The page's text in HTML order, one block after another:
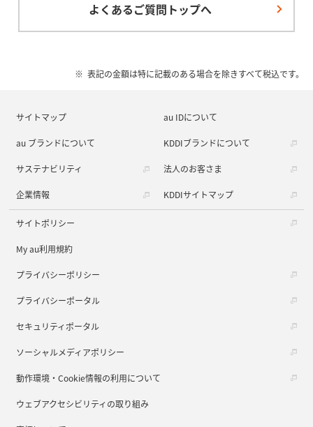
よくあるご質問トップへ
表記の金額は特に記載のある場合を除きすべて税込です。
サイトマップ au IDについて
au ブランドについて KDDIブランドについて
サステナビリティ 法人のお客さま
企業情報 KDDIサイトマップ
サイトポリシー
My au利用規約
プライバシーポリシー
プライバシーポータル
セキュリティポータル
ソーシャルメディアポリシー
動作環境・Cookie情報の利用について
ウェブアクセシビリティの取り組み